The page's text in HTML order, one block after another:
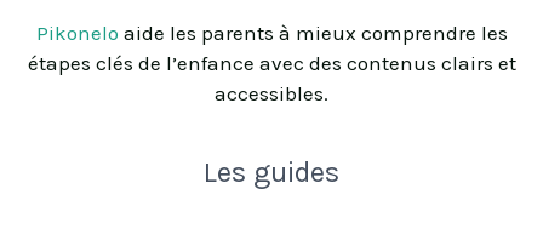
Pikonelo aide les parents à mieux comprendre les
étapes clés de l’enfance avec des contenus clairs et
accessibles.
Les guides